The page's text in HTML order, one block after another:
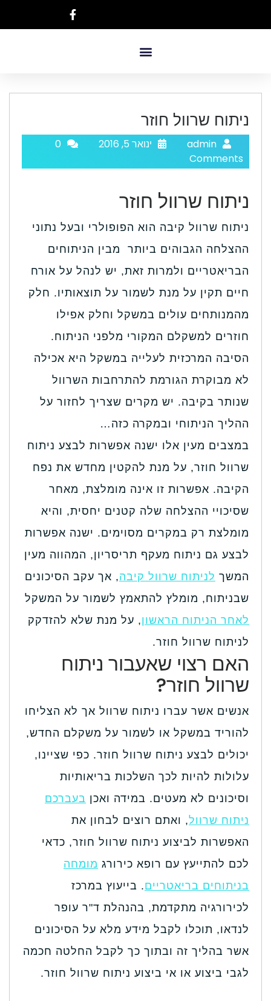
ניתוח שרוול חוזר
admin ינואר 5, 2016
0
Comments
ניתוח שרוול חוזר
ניתוח שרוול קיבה הוא הפופולרי ובעל נתוני
ההצלחה הגבוהים ביותר מבין הניתוחים
הבריאטריים ולמרות זאת, יש לנהל על אורח
חיים תקין על מנת לשמור על תוצאותיו. חלק
מהמנותחים עולים במשקל וחלק אפילו
חוזרים למשקלם המקורי מלפני הניתוח.
הסיבה המרכזית לעלייה במשקל היא אכילה
לא מבוקרת הגורמת להתרחבות השרוול
שנותר בקיבה. יש מקרים שצריך לחזור על
ההליך הניתוחי ובמקרה כזה…
במצבים מעין אלו ישנה אפשרות לבצע ניתוח
שרוול חוזר, על מנת להקטין מחדש את נפח
הקיבה. אפשרות זו אינה מומלצת, מאחר
שסיכויי ההצלחה שלה קטנים יחסית, והיא
מומלצת רק במקרים מסוימים. ישנה אפשרות
לבצע גם ניתוח מעקף תריסריון, המהווה מעין
המשך לניתוח שרוול קיבה, אך עקב הסיכונים
שבניתוח, מומלץ להתאמץ לשמור על המשקל
לאחר הניתוח הראשון, על מנת שלא להזדקק
לניתוח שרוול חוזר.
האם רצוי שאעבור ניתוח
שרוול חוזר?
אנשים אשר עברו ניתוח שרוול אך לא הצליחו
להוריד במשקל או לשמור על משקלם החדש,
יכולים לבצע ניתוח שרוול חוזר. כפי שציינו,
עלולות להיות לכך השלכות בריאותיות
וסיכונים לא מעטים. במידה ואכן בעברכם
ניתוח שרוול, ואתם רוצים לבחון את
האפשרות לביצוע ניתוח שרוול חוזר, כדאי
לכם להתייעץ עם רופא כירורג מומחה
בניתוחים בריאטריים. בייעוץ במרכז
לכירורגיה מתקדמת, בהנהלת ד"ר עופר
לנדאו, תוכלו לקבל מידע מלא על הסיכונים
אשר בהליך זה ובתוך כך לקבל החלטה חכמה
לגבי ביצוע או אי ביצוע ניתוח שרוול חוזר.